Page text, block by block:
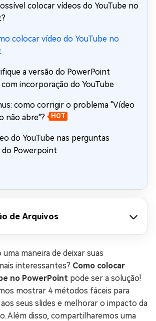
colocar vídeos do YouTube no
colocar vídeo do YouTube no
a versão do PowerPoint
incorporação do YouTube
como corrigir o problema "Vídeo
não abre"?
HOT
do YouTube nas perguntas
Powerpoint
de Arquivos
maneira de deixar suas
interessantes? Como colocar
no PowerPoint pode ser a solução!
mostrar 4 métodos fáceis para
seus slides e melhorar o impacto da
Além disso, compartilharemos uma